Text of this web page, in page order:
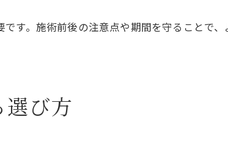
す。施術前後の注意点や期間を守ることで
び方